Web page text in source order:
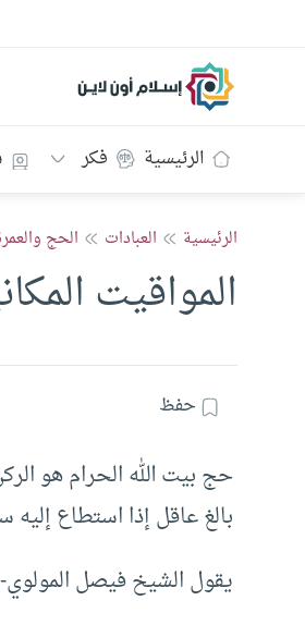
إسلام أون لاين
الرئيسية فكر
الرئيسية العبادات الحج
المواقيت
حفظ
حج بيت الله الحرام هو
بالغ عاقل إذا استطاع إليه
يقول الشيخ فيصل